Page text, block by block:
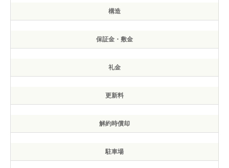
構造
保証金・敷金
礼金
更新料
解約時償却
駐車場